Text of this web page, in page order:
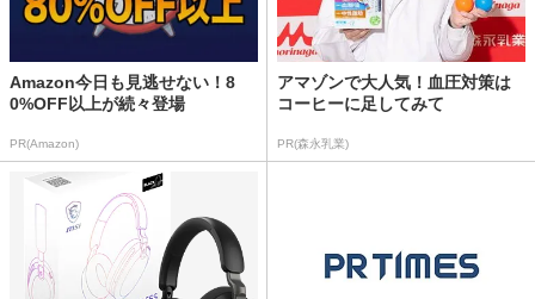
Amazon今日も見逃せない！8
0%OFF以上が続々登場
PR(Amazon)
アマゾンで大人気！血圧対策は
コーヒーに足してみて
PR(森永乳業)